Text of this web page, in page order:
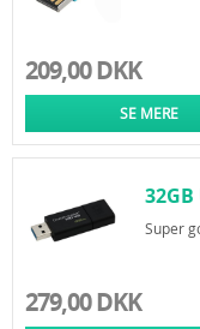
209,00 DKK
SE MERE
32GB
Super
279,00 DKK